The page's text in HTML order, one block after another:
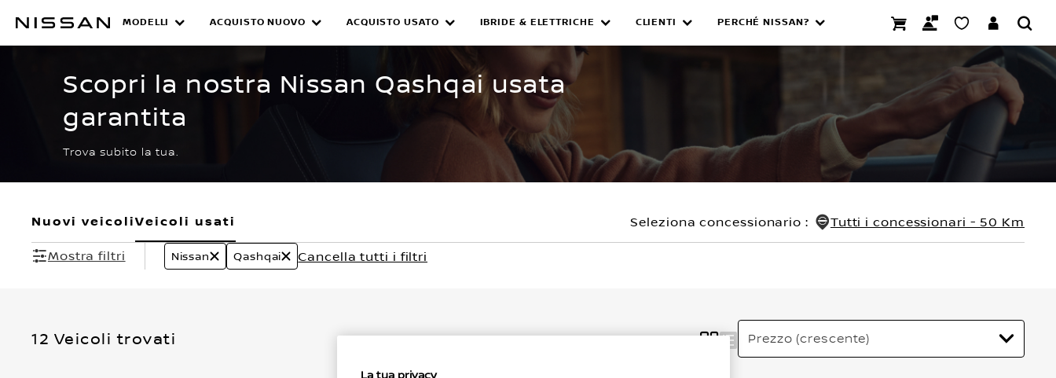
CERTIFIED PRE OWNED INVENTORY
MODELLI ACQUISTO NUOVO ACQUISTO USATO IBRIDE & ELETTRICHE CLIENTI PERCHÉ NISSAN?
Scopri la nostra Nissan Qashqai usata
garantita
Trova subito la tua.
Nuovi veicoliVeicoli usati Seleziona concessionario :
Tutti i concessionari - 50 Km
Mostra filtri
Nissan Qashqai Cancella tutti i filtri
12 Veicoli trovati
La tua privacy